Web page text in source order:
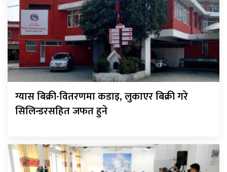
ग्यास बिक्री-वितरणमा कडाइ, लुकाएर बिक्री गरे
सिलिन्डरसहित जफत हुने